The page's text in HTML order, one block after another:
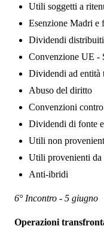
Utili soggetti a
Esenzione Madri e
Dividendi
Convenzione UE -
Dividendi ad entità
Abuso del diritto
Convenzioni
Dividendi di fonte
Utili non
Utili provenienti da
Anti-ibridi
6° Incontro - 5 giugno
Operazioni